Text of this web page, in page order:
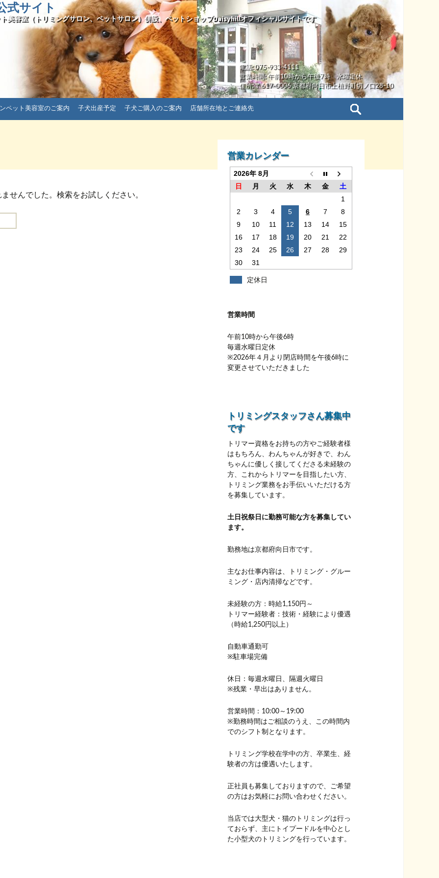
式サイト
美容室（トリミングサロン、ペットサロン）併設、ペットショップDaisyhillオフィシャルサイトです
電話: 075-933-4111
営業時間: 午前10時から午後7時 水曜定休
住所: 〒617-0006 京都府向日市上植野町切ノ口28-10
ペット美容室のご案内 子犬出産予定 子犬ご購入のご案内 店舗所在地とご連絡先
検
せんでした。検索をお試しください。
営業カレンダー
2026年 8月
日
月 火 水 木 金
土
1
2
3 4 5 6 7
8
9
10 11 12 13 14
15
16
17 18 19 20 21
22
23
24 25 26 27 28
29
30
31
定休日
営業時間
午前10時から午後6時
毎週水曜日定休
※2026年４月より閉店時間を午後6時に
変更させていただきました
トリミングスタッフさん募集中
です
トリマー資格をお持ちの方やご経験者様
はもちろん、わんちゃんが好きで、わん
ちゃんに優しく接してくださる未経験の
方、これからトリマーを目指したい方、
トリミング業務をお手伝いいただける方
を募集しています。
土日祝祭日に勤務可能な方を募集してい
ます。
勤務地は京都府向日市です。
主なお仕事内容は、トリミング・グルー
ミング・店内清掃などです。
未経験の方：時給1,150円～
トリマー経験者：技術・経験により優遇
（時給1,250円以上）
自動車通勤可
※駐車場完備
休日：毎週水曜日、隔週火曜日
※残業・早出はありません。
営業時間：10:00～19:00
※勤務時間はご相談のうえ、この時間内
でのシフト制となります。
トリミング学校在学中の方、卒業生、経
験者の方は優遇いたします。
正社員も募集しておりますので、ご希望
の方はお気軽にお問い合わせください。
当店では大型犬・猫のトリミングは行っ
ておらず、主にトイプードルを中心とし
た小型犬のトリミングを行っています。